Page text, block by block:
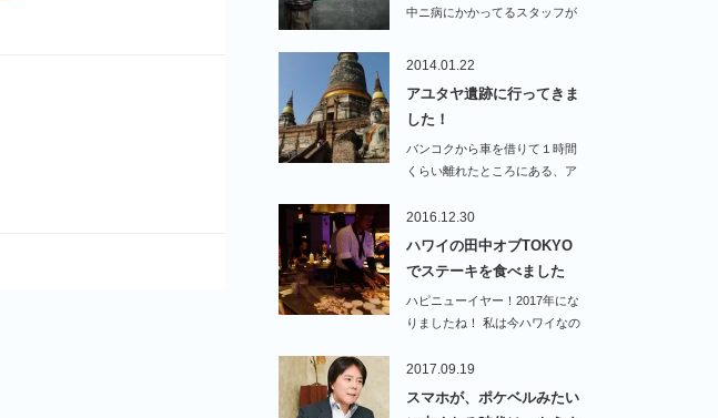
中ニ病にかかってるスタッフが
2014.01.22
アユタヤ遺跡に行ってきま
した！
バンコクから車を借りて１時間
くらい離れたところにある、ア
2016.12.30
ハワイの田中オブTOKYO
でステーキを食べました
ハピニューイヤー！2017年にな
りましたね！ 私は今ハワイなの
2017.09.19
スマホが、ポケベルみたい